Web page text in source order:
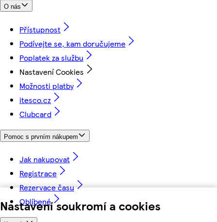
Nastavení soukromí a cookies
O nás
Přístupnost
Podívejte se, kam doručujeme
Poplatek za službu
Nastavení Cookies
Možnosti platby
itesco.cz
Clubcard
Pomoc s prvním nákupem
Jak nakupovat
Registrace
Rezervace času
Oblíbené